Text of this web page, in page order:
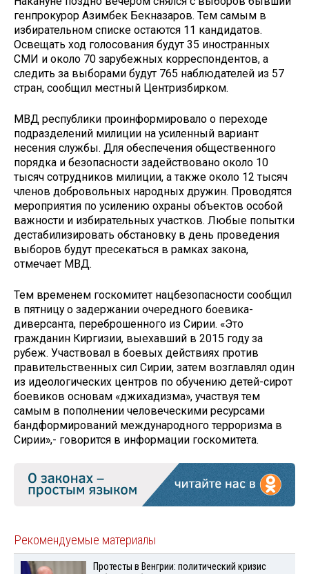
генпрокурор Азимбек Бекназаров. Тем самым в
избирательном списке остаются 11 кандидатов.
Освещать ход голосования будут 35 иностранных
СМИ и около 70 зарубежных корреспондентов, а
следить за выборами будут 765 наблюдателей из 57
стран, сообщил местный Центризбирком.
МВД республики проинформировало о переходе
подразделений милиции на усиленный вариант
несения службы. Для обеспечения общественного
порядка и безопасности задействовано около 10
тысяч сотрудников милиции, а также около 12 тысяч
членов добровольных народных дружин. Проводятся
мероприятия по усилению охраны объектов особой
важности и избирательных участков. Любые попытки
дестабилизировать обстановку в день проведения
выборов будут пресекаться в рамках закона,
отмечает МВД.
Тем временем госкомитет нацбезопасности сообщил
в пятницу о задержании очередного боевика-
диверсанта, переброшенного из Сирии. «Это
гражданин Киргизии, выехавший в 2015 году за
рубеж. Участвовал в боевых действиях против
правительственных сил Сирии, затем возглавлял один
из идеологических центров по обучению детей-сирот
боевиков основам «джихадизма», участвуя тем
самым в пополнении человеческими ресурсами
бандформирований международного терроризма в
Сирии»,- говорится в информации госкомитета.
Рекомендуемые материалы
Протесты в Венгрии: политический кризис